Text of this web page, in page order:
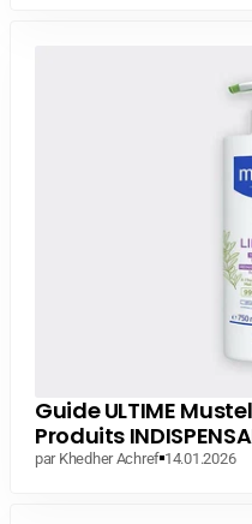
Guide ULTIME
Produits
par Khedher Achref 14.01.2026